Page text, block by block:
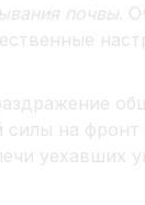
почвы.
силы на
уехавших